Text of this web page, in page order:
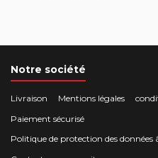
Notre société
Livraison Mentions légales
Paiement sécurisé
Politique de protection des données